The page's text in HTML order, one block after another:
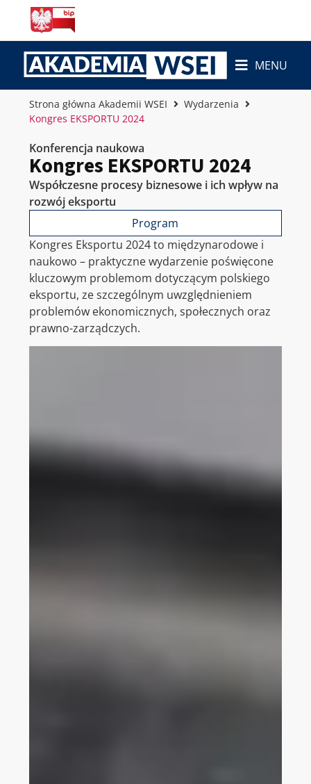
MENU
Strona główna Akademii WSEI
Wydarzenia
Kongres EKSPORTU 2024
Konferencja naukowa
Kongres EKSPORTU 2024
Współczesne procesy biznesowe i ich wpływ na
rozwój eksportu
Program
Kongres Eksportu 2024 to międzynarodowe i
naukowo – praktyczne wydarzenie poświęcone
kluczowym problemom dotyczącym polskiego
eksportu, ze szczególnym uwzględnieniem
problemów ekonomicznych, społecznych oraz
prawno-zarządczych.